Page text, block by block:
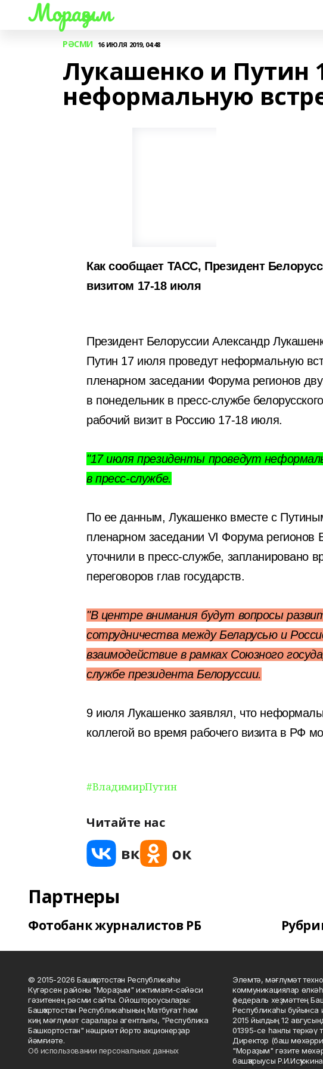
Мораҙым
РӘСМИ 16 ИЮЛЯ 2019, 04:48
Лукашенко и Путин
неформальную
Как сообщает ТАСС, Президент
визитом 17-18 июля
Президент Белоруссии Александр
Путин 17 июля проведут неформальную
пленарном заседании Форума регионов
в понедельник в пресс-службе
рабочий визит в Россию 17-18 июля.
"17 июля президенты проведут
в пресс-службе.
По ее данным, Лукашенко вместе с
пленарном заседании VI Форума регионов
уточнили в пресс-службе, запланировано
переговоров глав государств.
"В центре внимания будут вопросы
сотрудничества между Беларусью и
взаимодействие в рамках Союзного
службе президента Белоруссии.
9 июля Лукашенко заявлял, что
коллегой во время рабочего визита в РФ
#ВладимирПутин
Читайте нас
Партнеры
Фотобанк журналистов РБ
© 2015-2026 Башҡортостан Республикаһы
Күгәрсен районы "Мораҙым" ижтимағи-сәйәси
гәзитенең рәсми сайты. Ойоштороусылары:
Башҡортостан Республикаһының Матбуғат һәм
киң мәғлүмәт саралары агентлығы, "Республика
Башкортостан" нәшриәт йорто акционерҙар
йәмғиәте.
Об использовании персональных данных
Элемтә, мәғлүмәт
коммуникациялар
федераль хеҙмәттең
Республикаһы буйынса
2015 йылдың 12
01395-се һанлы теркәү
Директор (баш
"Мораҙым" гәзите
башҡарыусы